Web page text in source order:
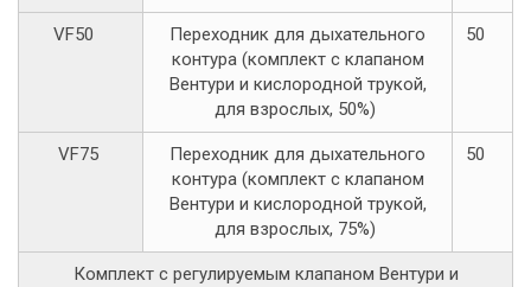
VF50
Переходник для дыхательного
контура (комплект с клапаном
Вентури и кислородной трукой,
для взрослых, 50%)
50
VF75
Переходник для дыхательного
контура (комплект с клапаном
Вентури и кислородной трукой,
для взрослых, 75%)
50
Комплект с регулируемым клапаном Вентури и